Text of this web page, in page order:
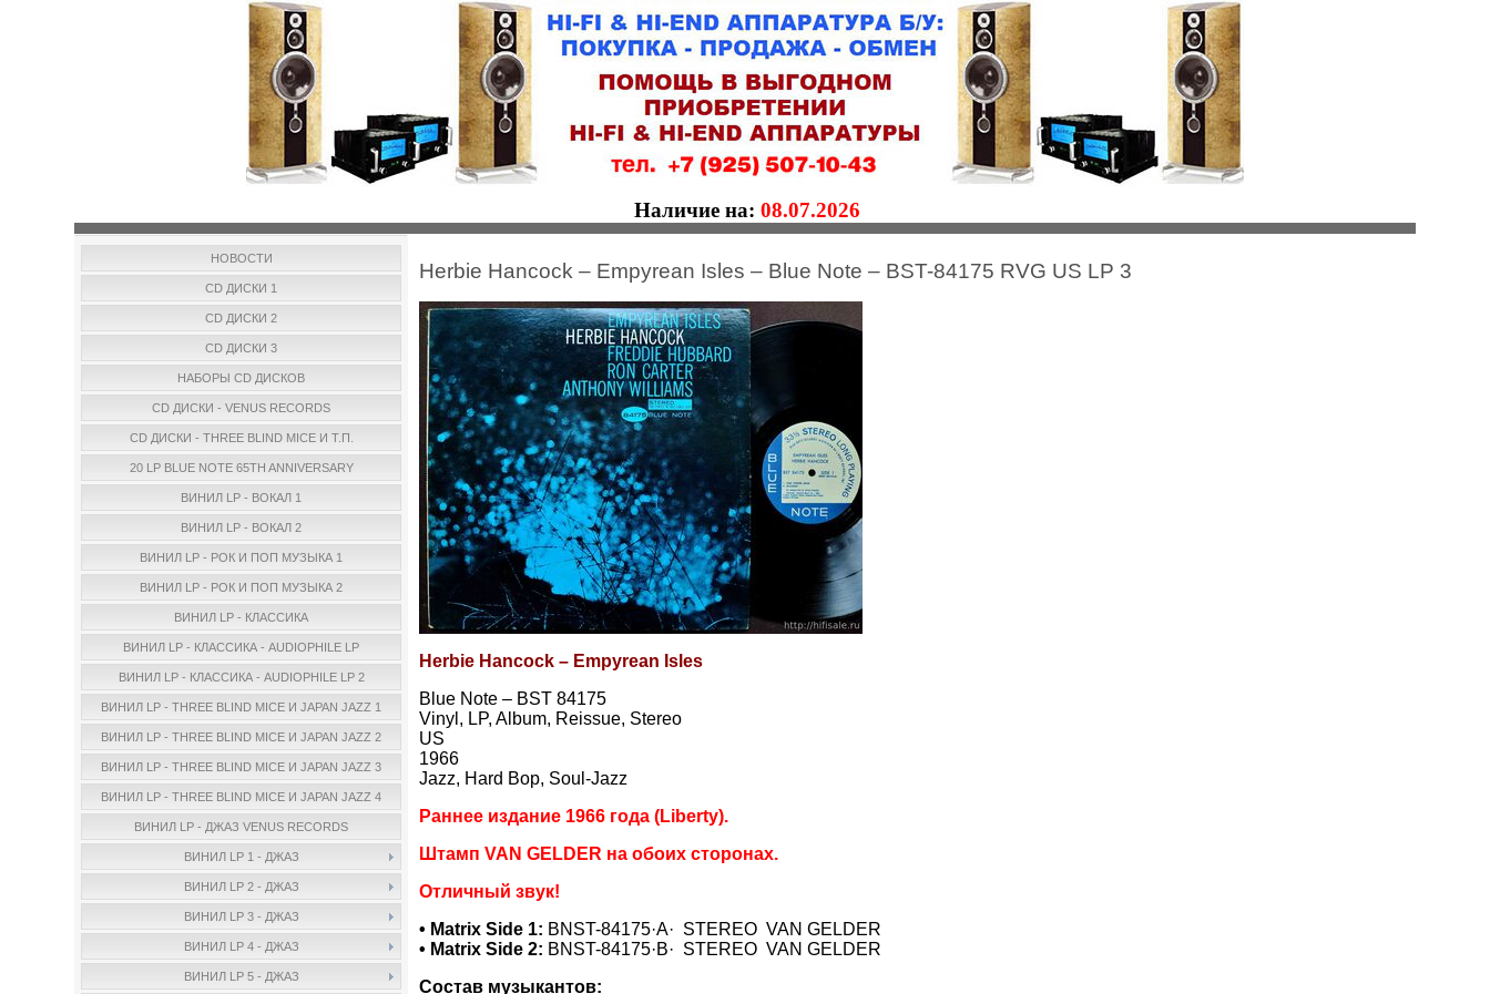
Наличие на: 08.07.2026
НОВОСТИ
CD ДИСКИ 1
CD ДИСКИ 2
CD ДИСКИ 3
НАБОРЫ CD ДИСКОВ
CD ДИСКИ - VENUS RECORDS
CD ДИСКИ - THREE BLIND MICE И Т.П.
20 LP BLUE NOTE 65TH ANNIVERSARY
ВИНИЛ LP - ВОКАЛ 1
ВИНИЛ LP - ВОКАЛ 2
ВИНИЛ LP - РОК И ПОП МУЗЫКА 1
ВИНИЛ LP - РОК И ПОП МУЗЫКА 2
ВИНИЛ LP - КЛАССИКА
ВИНИЛ LP - КЛАССИКА - AUDIOPHILE LP
ВИНИЛ LP - КЛАССИКА - AUDIOPHILE LP 2
ВИНИЛ LP - THREE BLIND MICE И JAPAN JAZZ 1
ВИНИЛ LP - THREE BLIND MICE И JAPAN JAZZ 2
ВИНИЛ LP - THREE BLIND MICE И JAPAN JAZZ 3
ВИНИЛ LP - THREE BLIND MICE И JAPAN JAZZ 4
ВИНИЛ LP - ДЖАЗ VENUS RECORDS
ВИНИЛ LP 1 - ДЖАЗ
ВИНИЛ LP 2 - ДЖАЗ
ВИНИЛ LP 3 - ДЖАЗ
ВИНИЛ LP 4 - ДЖАЗ
ВИНИЛ LP 5 - ДЖАЗ
Herbie Hancock – Empyrean Isles – Blue Note – BST-84175 RVG US LP 3
Herbie Hancock – Empyrean Isles
Blue Note – BST 84175
Vinyl, LP, Album, Reissue, Stereo
US
1966
Jazz, Hard Bop, Soul-Jazz
Раннее издание 1966 года (Liberty).
Штамп VAN GELDER на обоих сторонах.
Отличный звук!
• Matrix Side 1: BNST-84175·A· STEREO VAN GELDER​
• Matrix Side 2: BNST-84175·B· STEREO VAN GELDER
Состав музыкантов: